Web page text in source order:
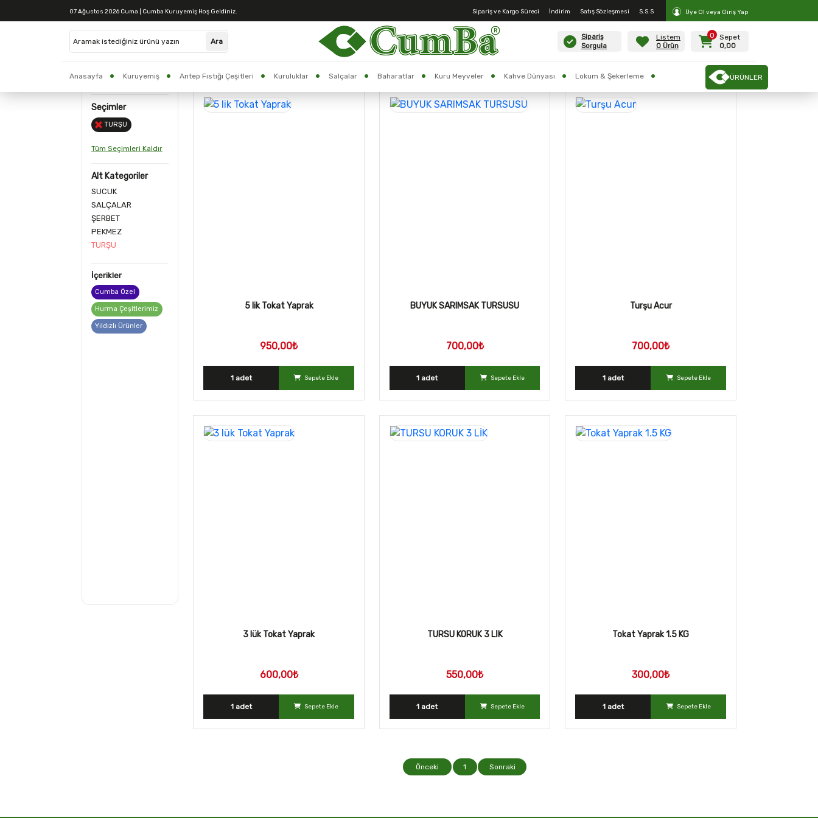
07 Ağustos 2026 Cuma | Cumba Kuruyemiş Hoş Geldiniz. S.S.S
Satış Sözleşmesi
İndirim
Sipariş ve Kargo Süreci Üye Ol veya Giriş Yap
Sipariş
Sorgula
Listem
0 Ürün
Sepet
0,00
0
Anasayfa Kuruyemiş Antep Fıstığı Çeşitleri Kuruluklar Salçalar Baharatlar Kuru Meyveler Kahve Dünyası Lokum & Şekerleme
CUMBA BAKLAVA Yöresel Ürünler
ÜRÜNLER
TURŞU
6 Ürün
Seçimler
TURŞU
Tüm Seçimleri Kaldır
Alt Kategoriler
SUCUK
SALÇALAR
ŞERBET
PEKMEZ
TURŞU
İçerikler
Cumba Özel
Hurma Çeşitlerimiz
Yıldızlı Ürünler
5 lik Tokat Yaprak
950,00₺
1 adet Sepete Ekle
BUYUK SARIMSAK TURSUSU
700,00₺
1 adet Sepete Ekle
Turşu Acur
700,00₺
1 adet Sepete Ekle
3 lük Tokat Yaprak
600,00₺
1 adet Sepete Ekle
TURSU KORUK 3 LİK
550,00₺
1 adet Sepete Ekle
Tokat Yaprak 1.5 KG
300,00₺
1 adet Sepete Ekle
Önceki 1 Sonraki